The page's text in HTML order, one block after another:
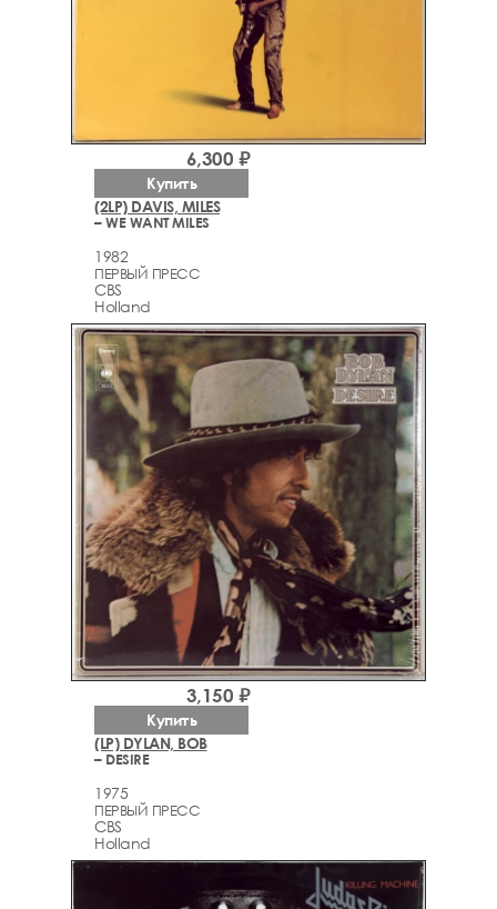
(2LP) DAVIS, MILES
– WE WANT MILES
1982
ПЕРВЫЙ ПРЕСС
CBS
Holland
6,300 ₽
Купить
(LP) DYLAN, BOB
– DESIRE
1975
ПЕРВЫЙ ПРЕСС
CBS
Holland
3,150 ₽
Купить